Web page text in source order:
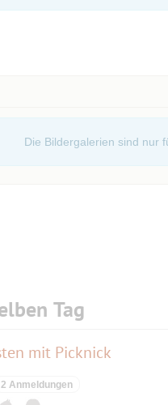
Die Bildergalerien sind nur
Tag
mit Picknick
2 Anmeldungen